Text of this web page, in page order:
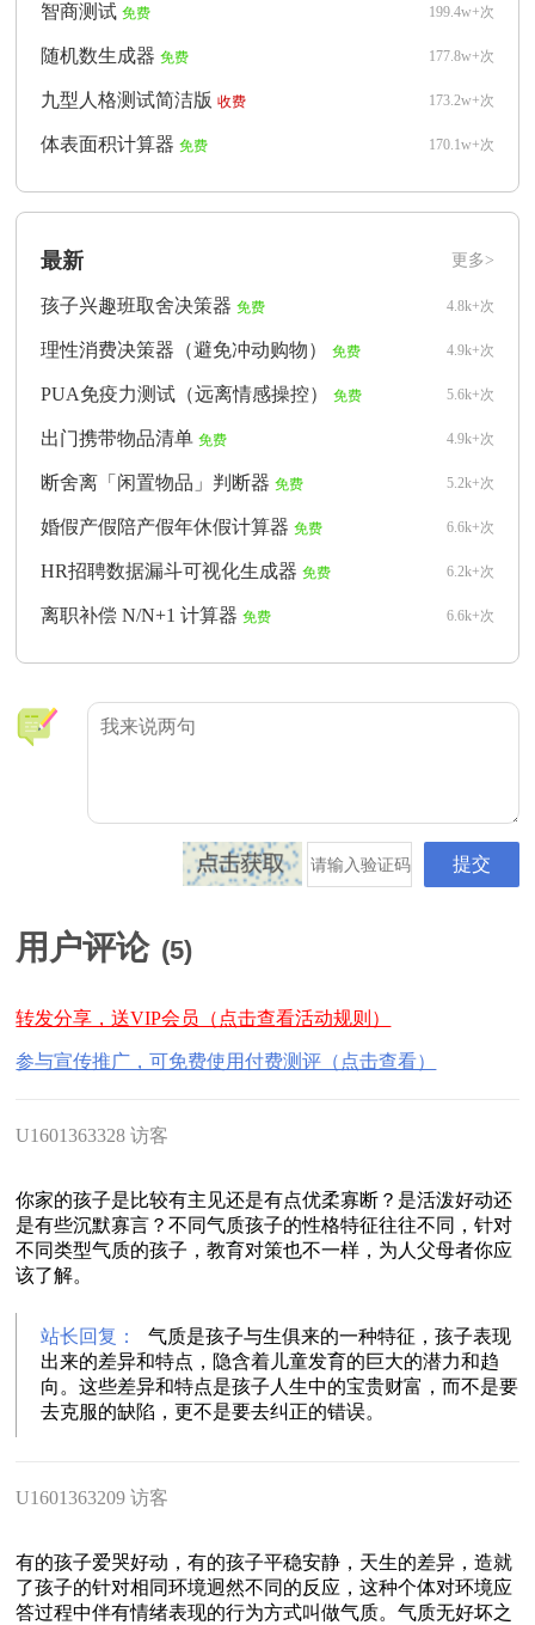
199.4w+次
智商测试 免费
177.8w+次
随机数生成器 免费
173.2w+次
九型人格测试简洁版 收费
170.1w+次
体表面积计算器 免费
更多>
最新
4.8k+次
孩子兴趣班取舍决策器 免费
4.9k+次
理性消费决策器（避免冲动购物） 免费
5.6k+次
PUA免疫力测试（远离情感操控） 免费
4.9k+次
出门携带物品清单 免费
5.2k+次
断舍离「闲置物品」判断器 免费
6.6k+次
婚假产假陪产假年休假计算器 免费
6.2k+次
HR招聘数据漏斗可视化生成器 免费
6.6k+次
离职补偿 N/N+1 计算器 免费
用户评论 (5)
转发分享，送VIP会员（点击查看活动规则）
参与宣传推广，可免费使用付费测评（点击查看）
U1601363328 访客
你家的孩子是比较有主见还是有点优柔寡断？是活泼好动还
是有些沉默寡言？不同气质孩子的性格特征往往不同，针对
不同类型气质的孩子，教育对策也不一样，为人父母者你应
该了解。
站长回复：
气质是孩子与生俱来的一种特征，孩子表现
出来的差异和特点，隐含着儿童发育的巨大的潜力和趋
向。这些差异和特点是孩子人生中的宝贵财富，而不是要
去克服的缺陷，更不是要去纠正的错误。
U1601363209 访客
有的孩子爱哭好动，有的孩子平稳安静，天生的差异，造就
了孩子的针对相同环境迥然不同的反应，这种个体对环境应
答过程中伴有情绪表现的行为方式叫做气质。气质无好坏之